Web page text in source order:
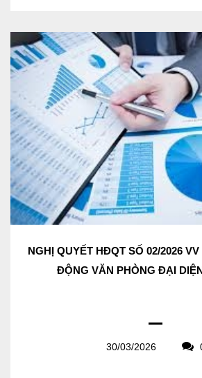
NGHỊ QUYẾT HĐQT SỐ 02/2026
ĐỘNG VĂN PHÒNG ĐẠI
30/03/2026